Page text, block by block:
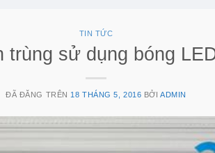
TIN TỨC
trùng sử dụng bóng
ĐÃ ĐĂNG TRÊN 18 THÁNG 5, 2016 BỞIADMIN